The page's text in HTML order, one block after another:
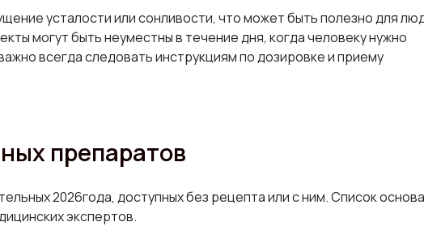
усталости или сонливости, что может быть полезно для
могут быть неуместны в течение дня, когда человеку нужно
всегда следовать инструкциям по дозировке и приему
препаратов
2026года, доступных без рецепта или с ним. Список
экспертов.